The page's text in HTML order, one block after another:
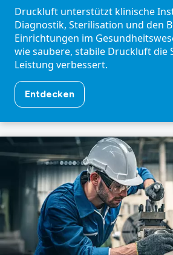
Druckluft unterstützt klinische
Diagnostik, Sterilisation und den
Einrichtungen im
wie saubere, stabile Druckluft die
Leistung verbessert.
Entdecken